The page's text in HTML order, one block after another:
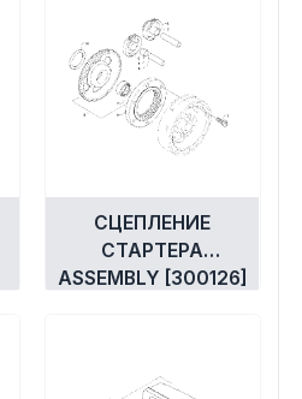
СЦЕПЛЕНИЕ
СТАРТЕРА
ASSEMBLY [300126]